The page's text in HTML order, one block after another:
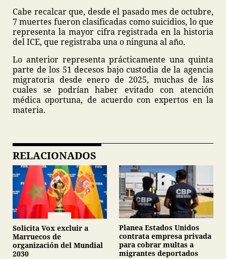
Cabe recalcar que, desde el pasado mes de octubre,
7 muertes fueron clasificadas como suicidios, lo que
representa la mayor cifra registrada en la historia
del ICE, que registraba una o ninguna al año.
Lo anterior representa prácticamente una quinta
parte de los 51 decesos bajo custodia de la agencia
migratoria desde enero de 2025, muchas de las
cuales se podrían haber evitado con atención
médica oportuna, de acuerdo con expertos en la
materia.
RELACIONADOS
Solicita Vox excluir a
Marruecos de
organización del Mundial
2030
Planea Estados Unidos
contrata empresa privada
para cobrar multas a
migrantes deportados